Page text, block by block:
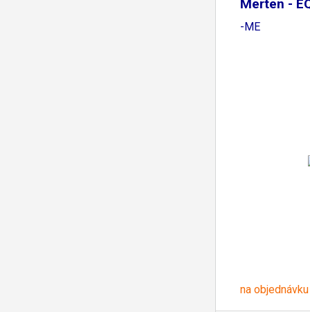
Merten -
-ME
na objednávku